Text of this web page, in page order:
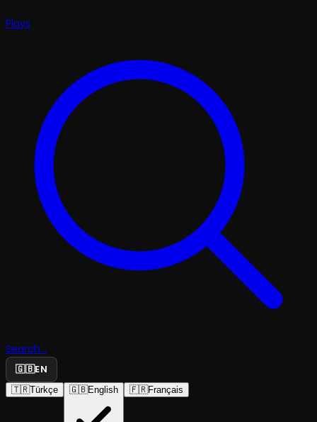
Plays
Search...
🇬🇧EN
🇹🇷Türkçe 🇬🇧English 🇫🇷Français